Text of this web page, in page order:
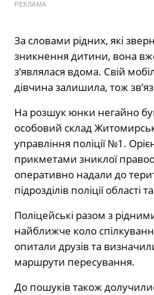
РЕКЛАМА
За словами рідних, які
зникнення дитини, вона
з’являлася вдома. Свій
дівчина залишила, тож
На розшук юнки негайно
особовий склад
управління поліції №1.
прикметами зниклої
оперативно надали до
підрозділів поліції області
Поліцейські разом з
найближче коло
опитали друзів та
маршрути пересування.
До пошуків також